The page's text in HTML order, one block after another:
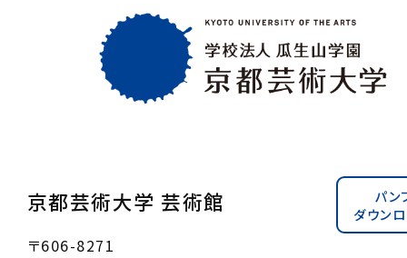
京都芸術大学 芸術館
パン
ダウン
〒606-8271